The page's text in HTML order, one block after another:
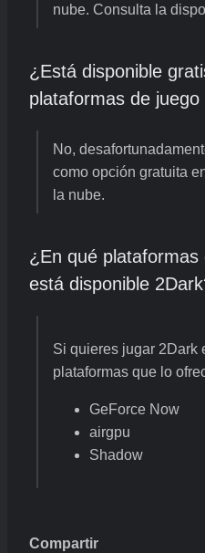
nube. Consulta la
¿Está disponible
plataformas de
No,
como opción gratuita
la nube.
¿En qué
está disponible
Si quieres jugar 2Dark
plataformas que lo
GeForce Now
airgpu
Shadow
Compartir